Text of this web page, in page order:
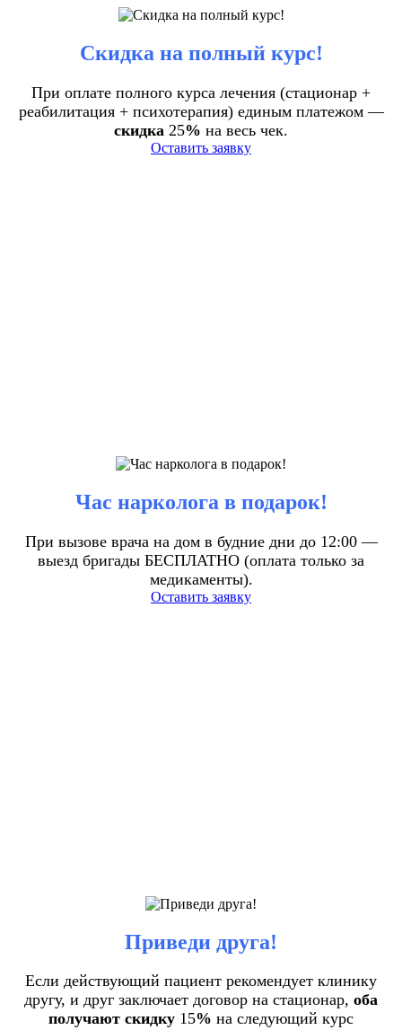
Скидка на полный курс!
При оплате полного курса лечения (стационар +
реабилитация + психотерапия) единым платежом —
скидка 25% на весь чек.
Оставить заявку
Час нарколога в подарок!
При вызове врача на дом в будние дни до 12:00 —
выезд бригады БЕСПЛАТНО (оплата только за
медикаменты).
Оставить заявку
Приведи друга!
Если действующий пациент рекомендует клинику
другу, и друг заключает договор на стационар, оба
получают скидку 15% на следующий курс